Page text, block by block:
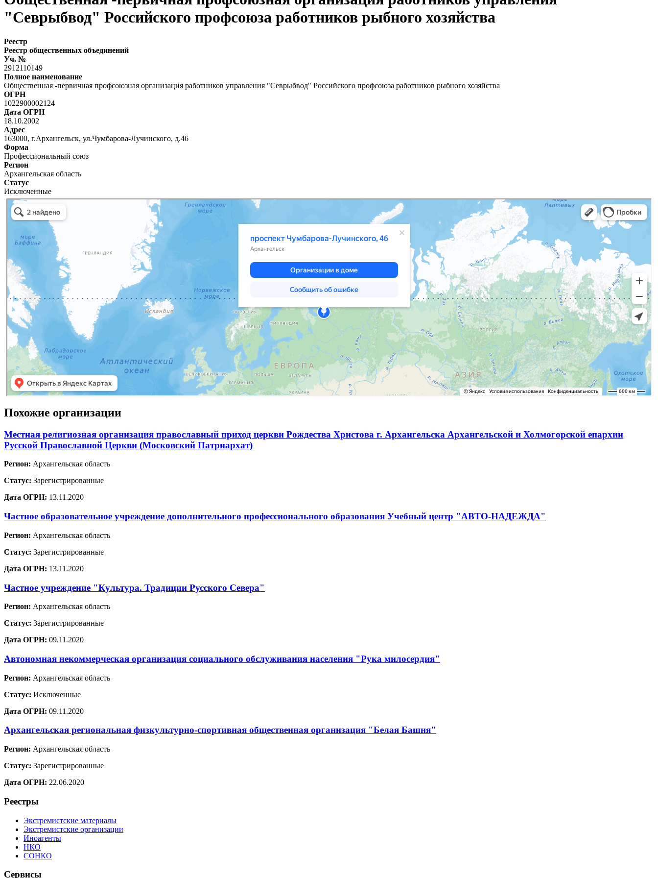
"Севрыбвод" Российского профсоюза работников рыбного хозяйства
Реестр
Реестр общественных объединений
Уч. №
2912110149
Полное наименование
Общественная -первичная профсоюзная организация работников управления "Севрыбвод" Российского профсоюза работников рыбного хозяйства
ОГРН
1022900002124
Дата ОГРН
18.10.2002
Адрес
163000, г.Архангельск, ул.Чумбарова-Лучинского, д.46
Форма
Профессиональный союз
Регион
Архангельская область
Статус
Исключенные
Похожие организации
Местная религиозная организация православный приход церкви Рождества Христова г. Архангельска Архангельской и Холмогорской епархии
Русской Православной Церкви (Московский Патриархат)
Регион: Архангельская область
Статус: Зарегистрированные
Дата ОГРН: 13.11.2020
Частное образовательное учреждение дополнительного профессионального образования Учебный центр "АВТО-НАДЕЖДА"
Регион: Архангельская область
Статус: Зарегистрированные
Дата ОГРН: 13.11.2020
Частное учреждение "Культура. Традиции Русского Севера"
Регион: Архангельская область
Статус: Зарегистрированные
Дата ОГРН: 09.11.2020
Автономная некоммерческая организация социального обслуживания населения "Рука милосердия"
Регион: Архангельская область
Статус: Исключенные
Дата ОГРН: 09.11.2020
Архангельская региональная физкультурно-спортивная общественная организация "Белая Башня"
Регион: Архангельская область
Статус: Зарегистрированные
Дата ОГРН: 22.06.2020
Реестры
Экстремистские материалы
Экстремистские организации
Иноагенты
НКО
СОНКО
Сервисы